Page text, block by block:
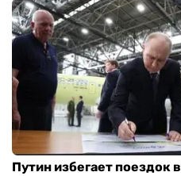
Путин избегает поездок в